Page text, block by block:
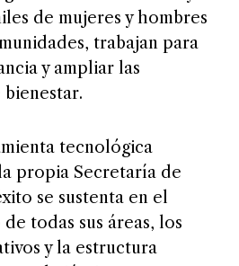
trabajan para
y ampliar las
propia Secretaría de
se sustenta en el
todas sus áreas, los
y la estructura
al ejército